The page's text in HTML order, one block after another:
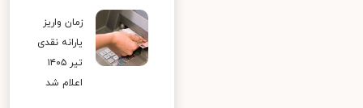
زمان واریز
یارانه نقدی
تیر ۱۴۰۵
اعلام شد